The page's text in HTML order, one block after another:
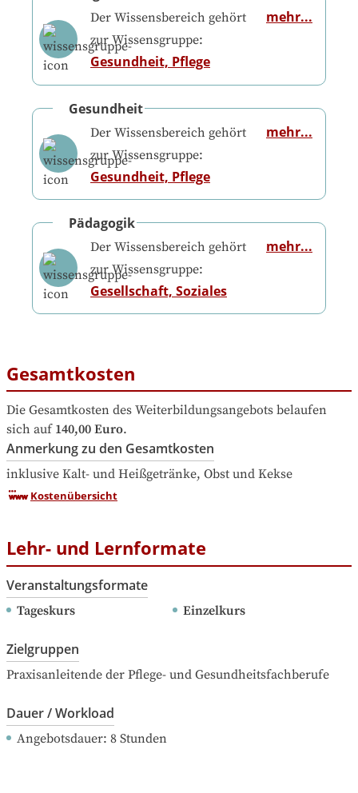
Der Wissensbereich gehört
zur Wissensgruppe:
Gesundheit, Pflege
mehr...
Gesundheit
Der Wissensbereich gehört
zur Wissensgruppe:
Gesundheit, Pflege
mehr...
Pädagogik
Der Wissensbereich gehört
zur Wissensgruppe:
Gesellschaft, Soziales
mehr...
Gesamtkosten
Die Gesamtkosten des Weiterbildungsangebots belaufen
sich auf 140,00 Euro.
Anmerkung zu den Gesamtkosten
inklusive Kalt- und Heißgetränke, Obst und Kekse
Kostenübersicht
Lehr- und Lernformate
Veranstaltungsformate
Tageskurs Einzelkurs
Zielgruppen
Praxisanleitende der Pflege- und Gesundheitsfachberufe
Dauer / Workload
Angebotsdauer: 8 Stunden